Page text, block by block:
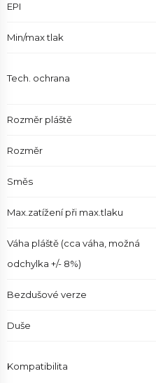
EPI
Min/max tlak
Tech. ochrana
Rozměr pláště
Rozměr
Směs
Max.zatížení při max.tlaku
Váha pláště (cca váha, možná
odchylka +/- 8%)
Bezdušové verze
Duše
Kompatibilita